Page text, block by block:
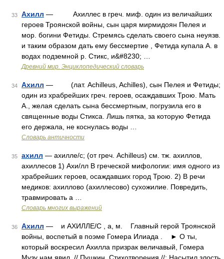
33 Ахилл — Ахиллес в греч. миф. один из величайших
героев Троянской войны, сын царя мирмидоян Пелея и
мор. богини Фетиды. Стремясь сделать своего сына неуязв.
и таким образом дать ему бессмертие , Фетида купала А. в
водах подземной р. Стикс, и&#8230; …
Древний мир. Энциклопедический словарь
34 Ахилл — (лат. Achilleus, Achilles), сын Пелея и Фетиды;
один из храбрейших греч. героев, осаждавших Трою. Мать
А., желая сделать сына бессмертным, погрузила его в
священные воды Стикса. Лишь пятка, за которую Фетида
его держала, не коснулась воды …
Словарь античности
35 ахилл — ахилле/с; (от греч. Achilleus) см. тж. ахиллов,
ахиллесов 1) Ахи/лл В греческой мифологии: имя одного из
храбрейших героев, осаждавших город Трою. 2) В речи
медиков: ахиллово (ахиллесово) сухожилие. Повредить,
травмировать а …
Словарь многих выражений
36 Ахилл — и АХИЛЛЕ/С , а, м. Главный герой Троянской
войны, воспетый в поэме Гомера Илиада . ► О ты,
который воскресил Ахилла призрак величавый, Гомера